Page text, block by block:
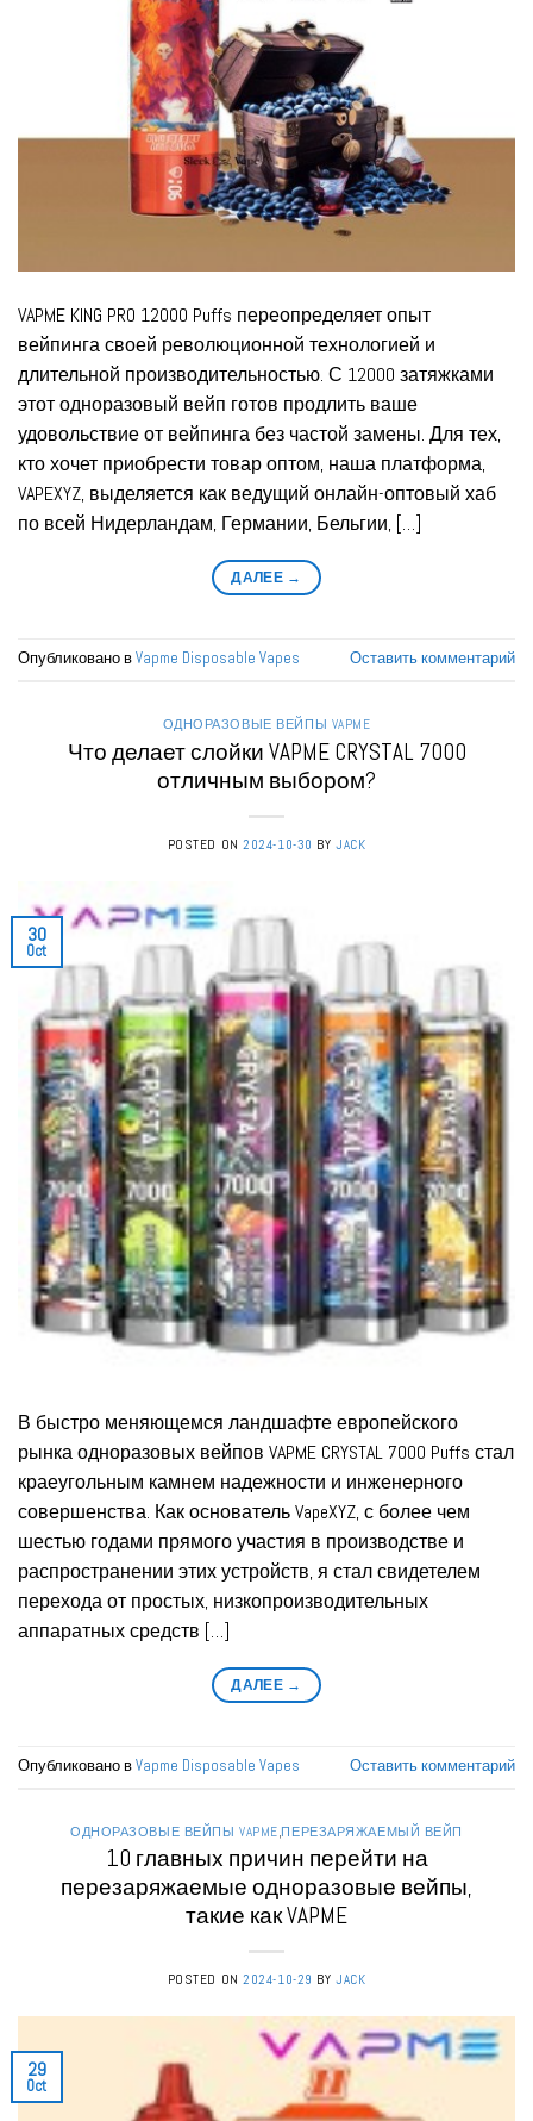
VAPME KING PRO 12000 Puffs переопределяет опыт
вейпинга своей революционной технологией и
длительной производительностью. С 12000 затяжками
этот одноразовый вейп готов продлить ваше
удовольствие от вейпинга без частой замены. Для тех,
кто хочет приобрести товар оптом, наша платформа,
VAPEXYZ, выделяется как ведущий онлайн-оптовый хаб
по всей Нидерландам, Германии, Бельгии, […]
ДАЛЕЕ →
Опубликовано вVapme Disposable Vapes Оставить комментарий
ОДНОРАЗОВЫЕ ВЕЙПЫ VAPME
Что делает слойки VAPME CRYSTAL 7000
отличным выбором?
POSTED ON2024-10-30 BYJACK
30
Oct
В быстро меняющемся ландшафте европейского
рынка одноразовых вейпов VAPME CRYSTAL 7000 Puffs стал
краеугольным камнем надежности и инженерного
совершенства. Как основатель VapeXYZ, с более чем
шестью годами прямого участия в производстве и
распространении этих устройств, я стал свидетелем
перехода от простых, низкопроизводительных
аппаратных средств […]
ДАЛЕЕ →
Опубликовано вVapme Disposable Vapes Оставить комментарий
ОДНОРАЗОВЫЕ ВЕЙПЫ VAPME ПЕРЕЗАРЯЖАЕМЫЙ ВЕЙП
10 главных причин перейти на
перезаряжаемые одноразовые вейпы,
такие как VAPME
POSTED ON2024-10-29 BYJACK
29
Oct